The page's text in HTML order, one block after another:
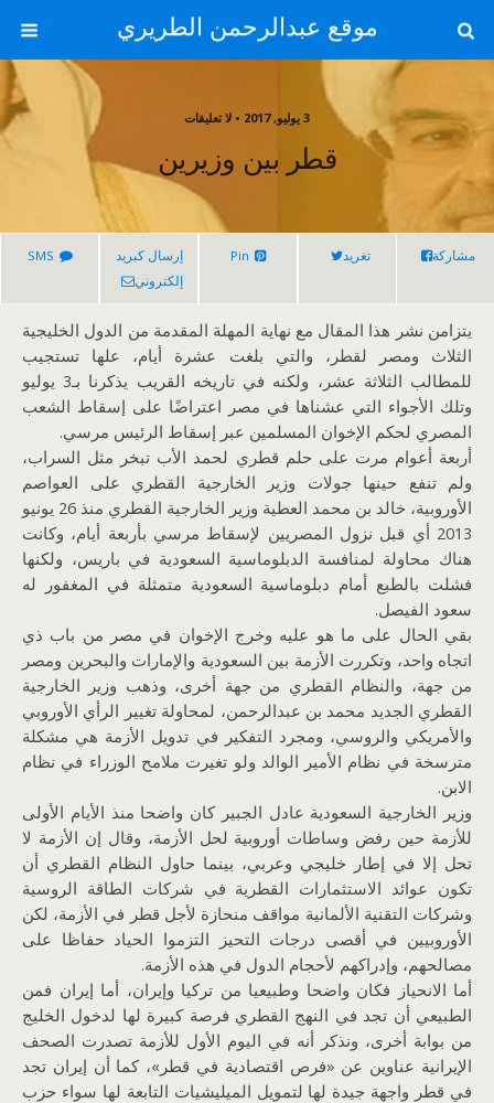
موقع عبدالرحمن الطريري
3 يوليو, 2017 • لا تعليقات
قطر بين وزيرين
مشاركة تغريد Pin
إرسال كبريد
إلكتروني
SMS
يتزامن نشر هذا المقال مع نهاية المهلة المقدمة من الدول الخليجية
الثلاث ومصر لقطر، والتي بلغت عشرة أيام، علها تستجيب
للمطالب الثلاثة عشر، ولكنه في تاريخه القريب يذكرنا بـ3 يوليو
وتلك الأجواء التي عشناها في مصر اعتراضًا على إسقاط الشعب
المصري لحكم الإخوان المسلمين عبر إسقاط الرئيس مرسي.
أربعة أعوام مرت على حلم قطري لحمد الأب تبخر مثل السراب،
ولم تنفع حينها جولات وزير الخارجية القطري على العواصم
الأوروبية، خالد بن محمد العطية وزير الخارجية القطري منذ 26 يونيو
2013 أي قبل نزول المصريين لإسقاط مرسي بأربعة أيام، وكانت
هناك محاولة لمنافسة الدبلوماسية السعودية في باريس، ولكنها
فشلت بالطبع أمام دبلوماسية السعودية متمثلة في المغفور له
سعود الفيصل.
بقي الحال على ما هو عليه وخرج الإخوان في مصر من باب ذي
اتجاه واحد، وتكررت الأزمة بين السعودية والإمارات والبحرين ومصر
من جهة، والنظام القطري من جهة أخرى، وذهب وزير الخارجية
القطري الجديد محمد بن عبدالرحمن، لمحاولة تغيير الرأي الأوروبي
والأمريكي والروسي، ومجرد التفكير في تدويل الأزمة هي مشكلة
مترسخة في نظام الأمير الوالد ولو تغيرت ملامح الوزراء في نظام
الابن.
وزير الخارجية السعودية عادل الجبير كان واضحا منذ الأيام الأولى
للأزمة حين رفض وساطات أوروبية لحل الأزمة، وقال إن الأزمة لا
تحل إلا في إطار خليجي وعربي، بينما حاول النظام القطري أن
تكون عوائد الاستثمارات القطرية في شركات الطاقة الروسية
وشركات التقنية الألمانية مواقف منحازة لأجل قطر في الأزمة، لكن
الأوروبيين في أقصى درجات التحيز التزموا الحياد حفاظا على
مصالحهم، وإدراكهم لأحجام الدول في هذه الأزمة.
أما الانحياز فكان واضحا وطبيعيا من تركيا وإيران، أما إيران فمن
الطبيعي أن تجد في النهج القطري فرصة كبيرة لها لدخول الخليج
من بوابة أخرى، ونذكر أنه في اليوم الأول للأزمة تصدرت الصحف
الإيرانية عناوين عن «فرص اقتصادية في قطر»، كما أن إيران تجد
في قطر واجهة جيدة لها لتمويل الميليشيات التابعة لها سواء حزب